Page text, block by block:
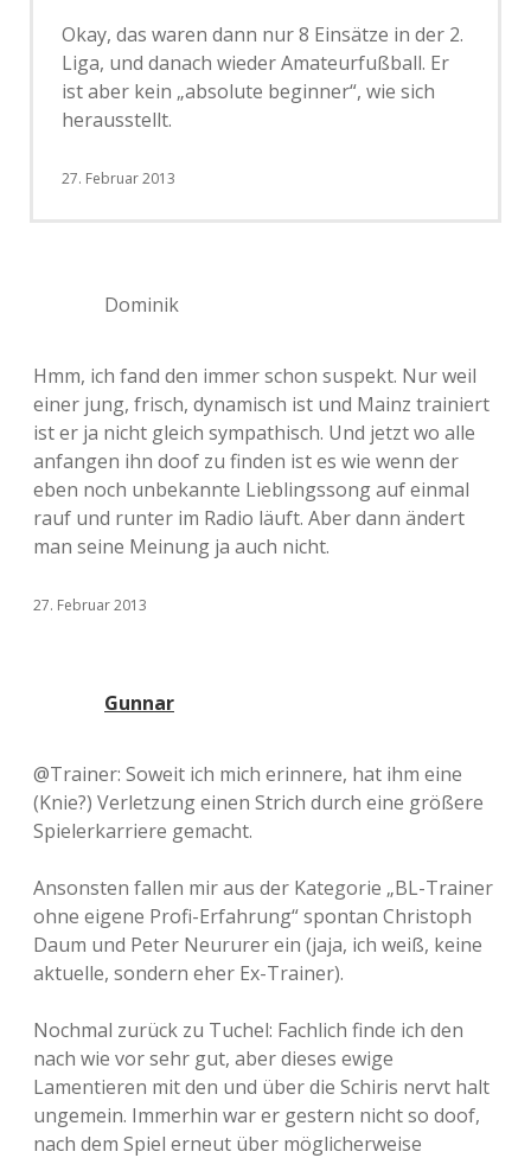
Okay, das waren dann nur 8 Einsätze in der 2.
Liga, und danach wieder Amateurfußball. Er
ist aber kein „absolute beginner“, wie sich
herausstellt.
27. Februar 2013
Dominik
Hmm, ich fand den immer schon suspekt. Nur weil
einer jung, frisch, dynamisch ist und Mainz trainiert
ist er ja nicht gleich sympathisch. Und jetzt wo alle
anfangen ihn doof zu finden ist es wie wenn der
eben noch unbekannte Lieblingssong auf einmal
rauf und runter im Radio läuft. Aber dann ändert
man seine Meinung ja auch nicht.
27. Februar 2013
Gunnar
@Trainer: Soweit ich mich erinnere, hat ihm eine
(Knie?) Verletzung einen Strich durch eine größere
Spielerkarriere gemacht.
Ansonsten fallen mir aus der Kategorie „BL-Trainer
ohne eigene Profi-Erfahrung“ spontan Christoph
Daum und Peter Neururer ein (jaja, ich weiß, keine
aktuelle, sondern eher Ex-Trainer).
Nochmal zurück zu Tuchel: Fachlich finde ich den
nach wie vor sehr gut, aber dieses ewige
Lamentieren mit den und über die Schiris nervt halt
ungemein. Immerhin war er gestern nicht so doof,
nach dem Spiel erneut über möglicherweise